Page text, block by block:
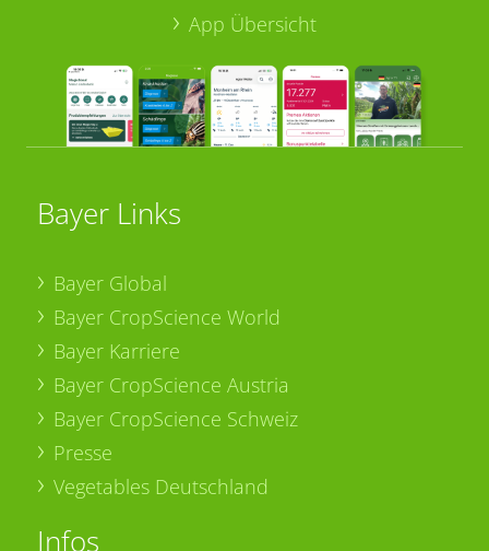
App Übersicht
Bayer Links
Bayer Global
Bayer CropScience World
Bayer Karriere
Bayer CropScience Austria
Bayer CropScience Schweiz
Presse
Vegetables Deutschland
Infos